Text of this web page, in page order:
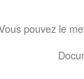
pouvez le